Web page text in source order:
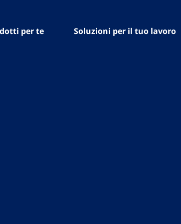
per te Soluzioni per il tuo lavoro